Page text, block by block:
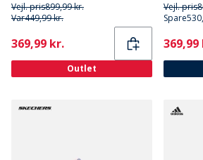
Vejl. pris899,99 kr.
Var449,99 kr.
Current
369,99 kr.
Outlet
Vejl. pris
Spare
369,99